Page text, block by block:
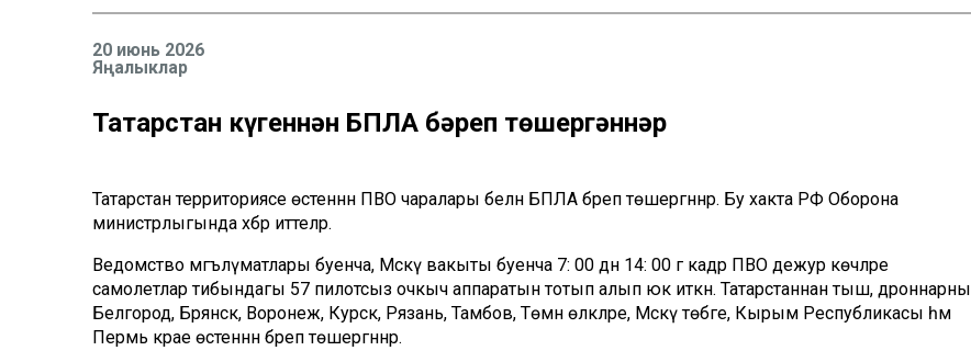
20 июнь 2026
Яңалыклар
Татарстан күгеннән БПЛА бәреп төшергәннәр
Татарстан территориясе өстеннән ПВО чаралары белән БПЛА бәреп төшергәннәр. Бу хакта РФ Оборона
министрлыгында хәбәр иттеләр.
Ведомство мәгълүматлары буенча, Мәскәү вакыты буенча 7: 00 дән 14: 00 гә кадәр ПВО дежур көчләре
самолетлар тибындагы 57 пилотсыз очкыч аппаратын тотып алып юк иткән. Татарстаннан тыш, дроннарны
Белгород, Брянск, Воронеж, Курск, Рязань, Тамбов, Төмән өлкәләре, Мәскәү төбәге, Кырым Республикасы һәм
Пермь крае өстеннән бәреп төшергәннәр.